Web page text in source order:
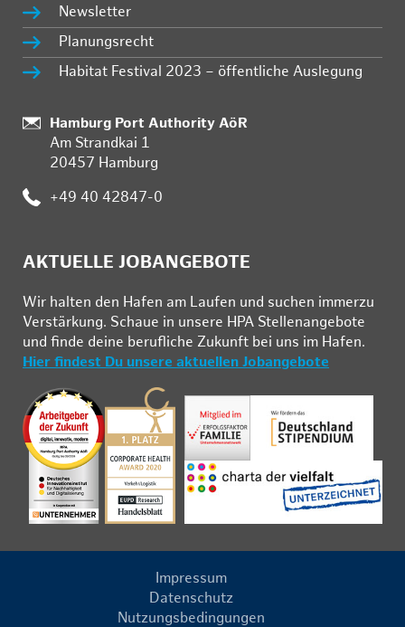
Newsletter
Planungsrecht
Habitat Festival 2023 – öffentliche Auslegung
Standort:
Hamburg Port Authority AöR
Am Strandkai 1
20457 Hamburg
Telefon:
+49 40 42847-0
AKTUELLE JOBANGEBOTE
Wir hal­ten den Ha­fen am Lau­fen und su­chen im­mer­zu
Ver­stär­kung. Schau­e in un­se­re HPA Stel­len­an­ge­bo­te
und fin­de deine be­ruf­li­che Zu­kunft bei uns im Ha­fen.
Hier findest Du unsere aktuellen Jobangebote
Impressum
Datenschutz
Nutzungsbedingungen